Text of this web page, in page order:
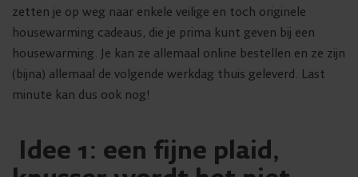
zetten je op weg naar enkele veilige en toch originele
housewarming cadeaus, die je prima kunt geven bij een
housewarming. Je kan ze allemaal online bestellen en ze zijn
(bijna) allemaal de volgende werkdag thuis geleverd. Last
minute kan dus ook nog!
Idee 1: een fijne plaid,